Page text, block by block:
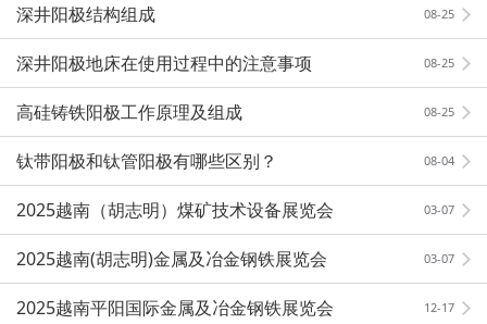
08-25
深井阳极结构组成
08-25
深井阳极地床在使用过程中的注意事项
08-25
高硅铸铁阳极工作原理及组成
08-04
钛带阳极和钛管阳极有哪些区别？
03-07
2025越南（胡志明）煤矿技术设备展览会
03-07
2025越南(胡志明)金属及冶金钢铁展览会
12-17
2025越南平阳国际金属及冶金钢铁展览会